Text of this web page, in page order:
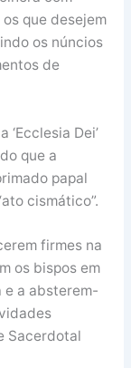
que desejem
os núncios
de
Dei’
que a
papal
cismático”.
firmes na
os bispos em
e a absterem-
Sacerdotal